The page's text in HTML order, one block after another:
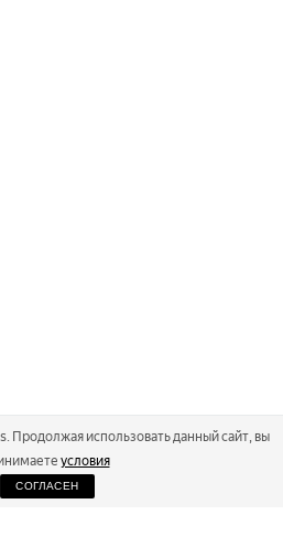
Продолжая использовать данный сайт, вы
условия
СОГЛАСЕН